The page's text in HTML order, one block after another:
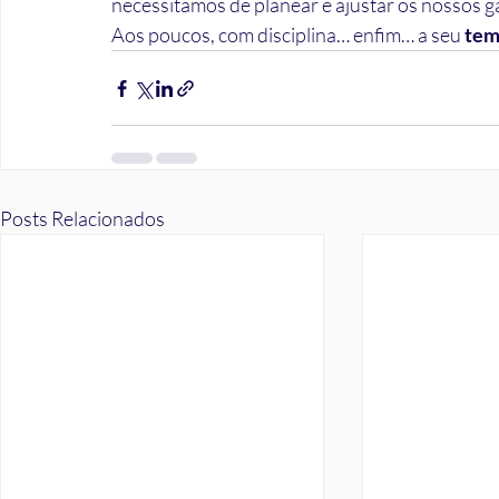
Aos poucos, com disciplina… enfim… a seu
Posts Relacionados